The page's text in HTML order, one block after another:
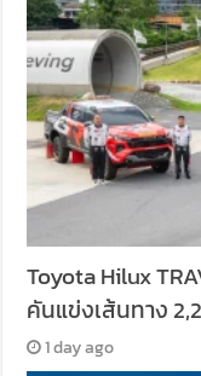
Toyota Hilux
คันแข่งเส้นทาง
1 day ago